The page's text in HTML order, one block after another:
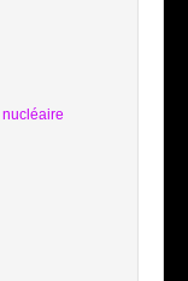
nucléaire